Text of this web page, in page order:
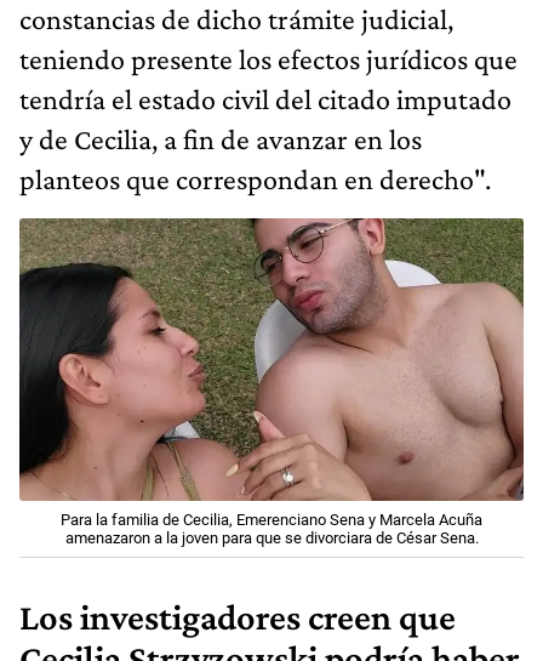
constancias de dicho trámite judicial,
teniendo presente los efectos jurídicos que
tendría el estado civil del citado imputado
y de Cecilia, a fin de avanzar en los
planteos que correspondan en derecho".
Para la familia de Cecilia, Emerenciano Sena y Marcela Acuña
amenazaron a la joven para que se divorciara de César Sena.
Los investigadores creen que